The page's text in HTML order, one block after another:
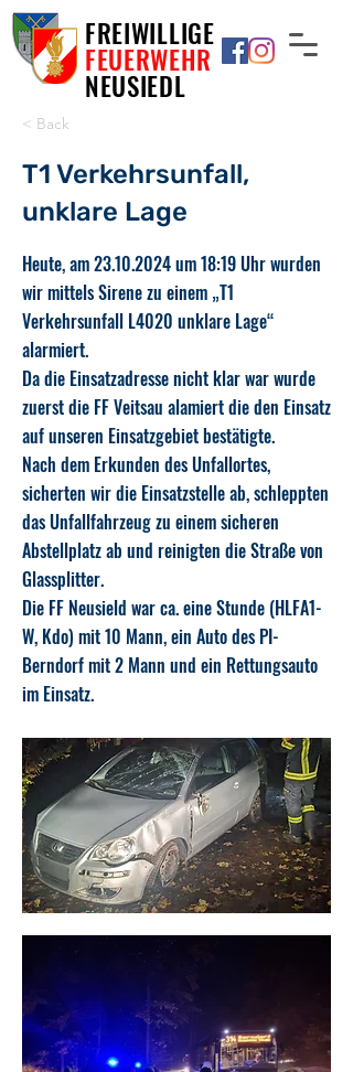
FREIWILLIGE
FEUERWEHR
NEUSIEDL
< Back
T1 Verkehrsunfall,
unklare Lage
Heute, am23.10.2024um 18:19 Uhr wurden
wir mittels Sirene zu einem „T1
Verkehrsunfall L4020 unklare Lage“
alarmiert.
Da die Einsatzadresse nicht klar war wurde
zuerst die FF Veitsau alamiert die den Einsatz
auf unseren Einsatzgebiet bestätigte.
Nach dem Erkunden des Unfallortes,
sicherten wir die Einsatzstelle ab, schleppten
das Unfallfahrzeug zu einem sicheren
Abstellplatz ab und reinigten die Straße von
Glassplitter.
Die FF Neusield war ca. eine Stunde (HLFA1-
W, Kdo) mit 10 Mann, ein Auto des PI-
Berndorf mit 2 Mann und ein Rettungsauto
im Einsatz.